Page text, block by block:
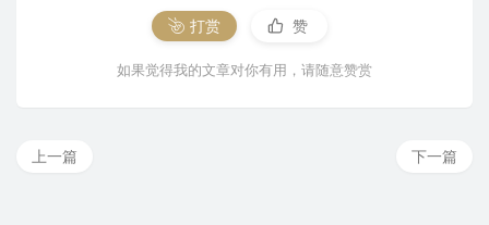
打赏 赞
如果觉得我的文章对你有用，请随意赞赏
下一篇
上一篇